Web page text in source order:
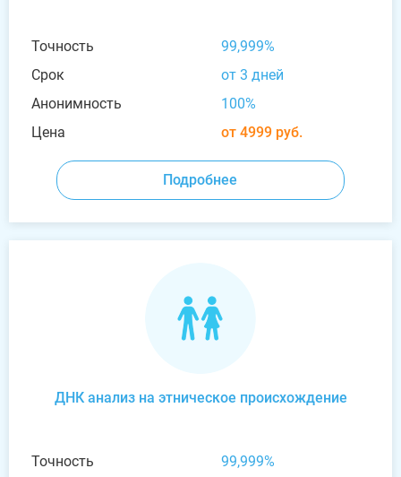
Точность
99,999%
Срок
от 3 дней
Анонимность
100%
Цена
от 4999 руб.
Подробнее
ДНК анализ на этническое происхождение
Точность
99,999%